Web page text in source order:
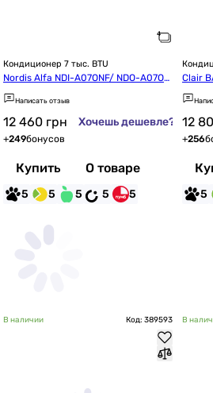
Кондиционер 7 тыс. BTU
Nordis Alfa NDI-A07ONF/ NDO-A07ON
F
Написать отзыв
12 460 грн Хочешь дешевле?
+249бонусов
Купить О товаре
5 5 5 5 5
Clair
12
+256
5
В наличии Код: 389593 В